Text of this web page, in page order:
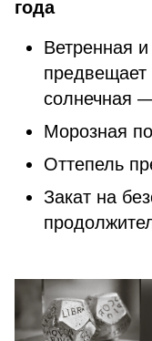
года
Ветренная
солнечная
Морозная
Оттепель
Закат на